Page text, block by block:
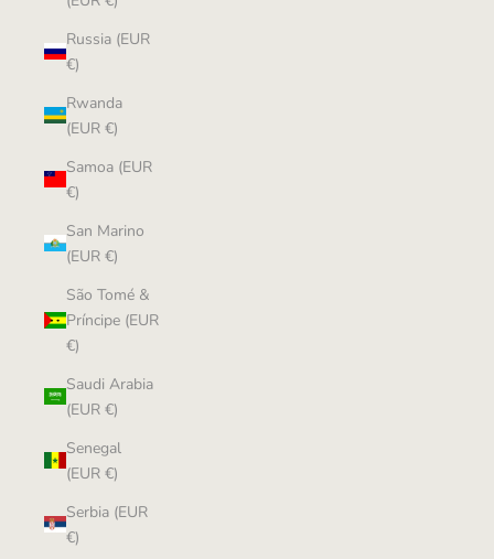
Russia (EUR
€)
Rwanda
(EUR €)
Samoa (EUR
€)
San Marino
(EUR €)
São Tomé &
Príncipe (EUR
€)
Saudi Arabia
(EUR €)
Senegal
(EUR €)
Serbia (EUR
€)